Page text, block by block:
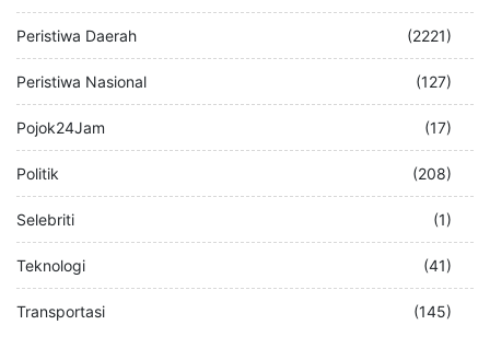
Peristiwa Daerah (2221)
Peristiwa Nasional (127)
Pojok24Jam (17)
Politik (208)
Selebriti (1)
Teknologi (41)
Transportasi (145)